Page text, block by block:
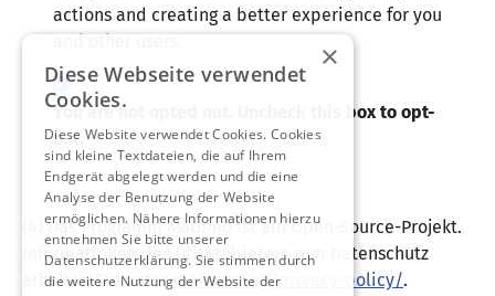
actions and creating a better experience for you
and other users.
You are not opted out. Uncheck this box to opt-
out.
(4) Das Programm Matomo ist ein Open-Source-Projekt.
Informationen des Drittanbieters zum Datenschutz
erhalten Sie untermatomo.org/privacy-policy/.
×
Diese Webseite verwendet
Cookies.
Diese Website verwendet Cookies. Cookies
sind kleine Textdateien, die auf Ihrem
Endgerät abgelegt werden und die eine
Analyse der Benutzung der Website
ermöglichen. Nähere Informationen hierzu
entnehmen Sie bitte unserer
Datenschutzerklärung. Sie stimmen durch
die weitere Nutzung der Website der